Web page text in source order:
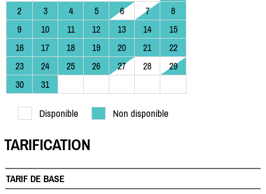
2
3 4 5 6 7
8
9
10 11 12 13 14
15
16
17 18 19 20 21
22
23
24 25 26 27 28
29
30
31
Disponible Non disponible
TARIFICATION
TARIF DE BASE